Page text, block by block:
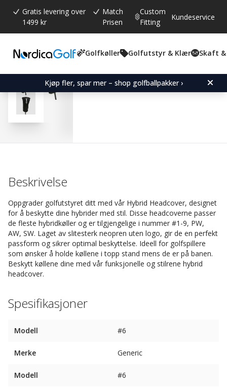
Gratis levering over
1499 kr
Match
Prisen
Custom
Fitting
Kundeservice
Golfkøller Golfutstyr & Klær Skaft &
Kjøp fler, spar mer – shop golfballpakker ›
Gjennomsnittskarakter:
4.0 (stemmer:
23)
Hybrid Headcover
Beskrivelse
Oppgrader golfutstyret ditt med vår Hybrid Headcover, designet
for å beskytte dine hybrider med stil. Disse headcoverne passer
de fleste hybridkøller og er tilgjengelige i nummer #1-9, PW,
AW, SW. Laget av slitesterk neopren uten logo, gir de en perfekt
passform og sikrer optimal beskyttelse. Ideell for golfspillere
som ønsker å holde køllene i topp stand mens de er på banen.
Beskytt køllene dine med vår funksjonelle og stilrene hybrid
headcover.
Spesifikasjoner
Modell #6
Merke Generic
Modell #6